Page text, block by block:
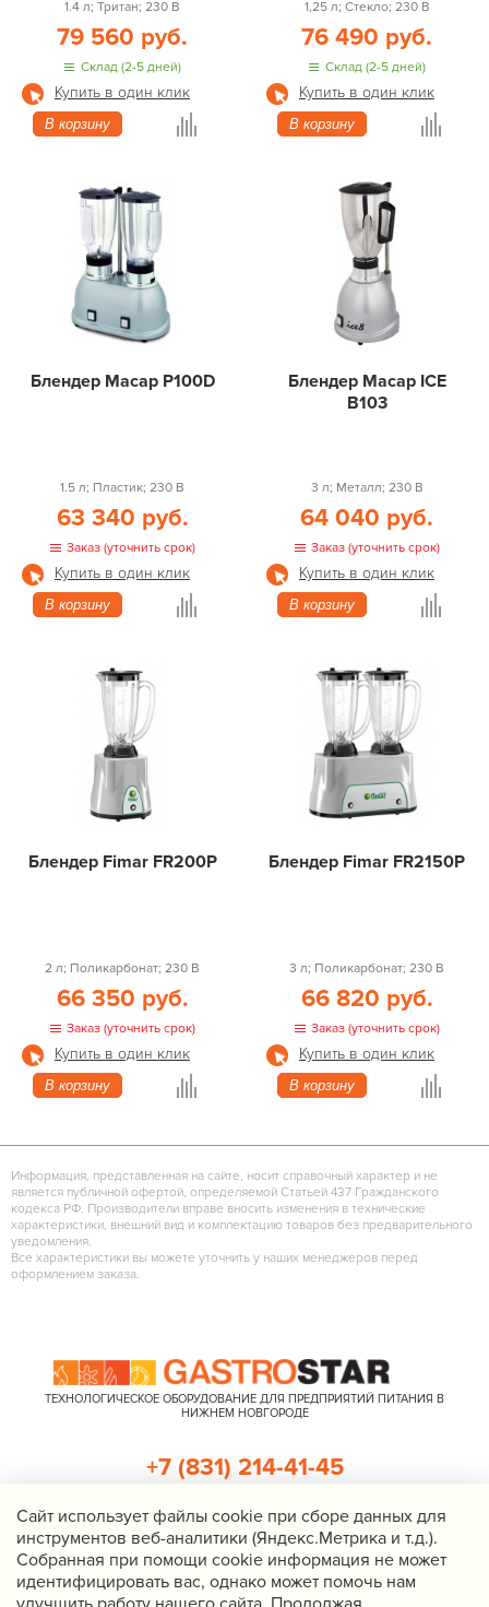
1.4 л; Тритан; 230 В
79 560 руб.
Склад (2-5 дней)
Купить в один клик
В корзину
1,25 л; Стекло; 230 В
76 490 руб.
Склад (2-5 дней)
Купить в один клик
В корзину
Блендер Macap P100D
1.5 л; Пластик; 230 В
63 340 руб.
Заказ (уточнить срок)
Купить в один клик
В корзину
Блендер Macap ICE
B103
3 л; Металл; 230 В
64 040 руб.
Заказ (уточнить срок)
Купить в один клик
В корзину
Блендер Fimar FR200P
2 л; Поликарбонат; 230 В
66 350 руб.
Заказ (уточнить срок)
Купить в один клик
В корзину
Блендер Fimar FR2150P
3 л; Поликарбонат; 230 В
66 820 руб.
Заказ (уточнить срок)
Купить в один клик
В корзину
Информация, представленная на сайте, носит справочный характер и не
является публичной офертой, определяемой Статьей 437 Гражданского
кодекса РФ. Производители вправе вносить изменения в технические
характеристики, внешний вид и комплектацию товаров без предварительного
уведомления.
Все характеристики вы можете уточнить у наших менеджеров перед
оформлением заказа.
ТЕХНОЛОГИЧЕСКОЕ ОБОРУДОВАНИЕ ДЛЯ ПРЕДПРИЯТИЙ ПИТАНИЯ В
НИЖНЕМ НОВГОРОДЕ
Нижний Новгород, Казанское шоссе, д. 4, корп. 3, пом. 1
+7 (831) 214-41-45
Перезвоните мне
Cайт использует файлы cookie при сборе данных для
инструментов веб-аналитики (Яндекс.Метрика и т.д.).
Собранная при помощи cookie информация не может
идентифицировать вас, однако может помочь нам